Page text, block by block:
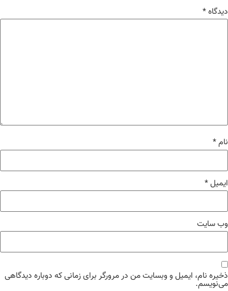
*
*
*
سایت
نام، ایمیل و وبسایت من در مرورگر برای زمانی که دوباره دیدگاهی